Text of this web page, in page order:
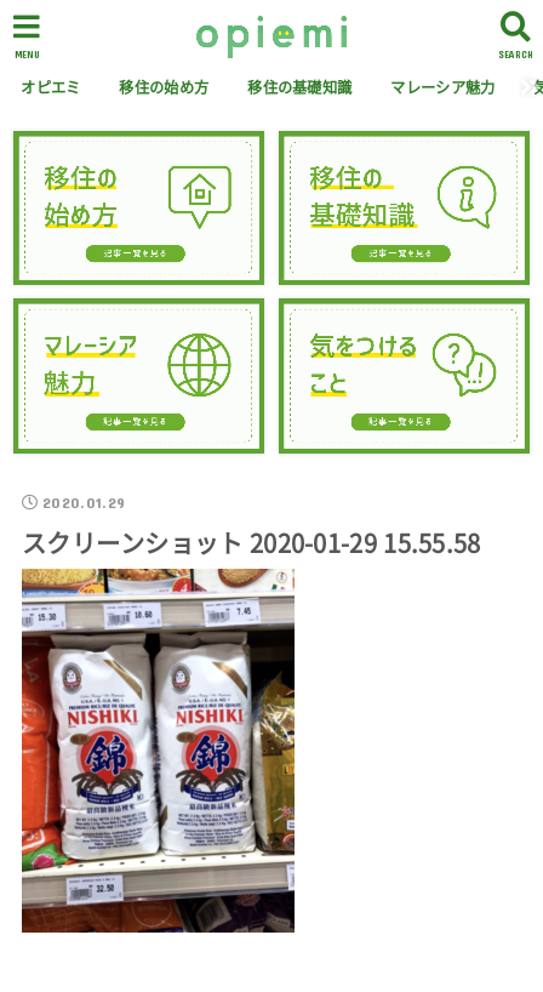
SEARCH
MENU
オピエミ 移住の始め方 移住の基礎知識 マレーシア魅力
2020.01.29
スクリーンショット 2020-01-29 15.55.58